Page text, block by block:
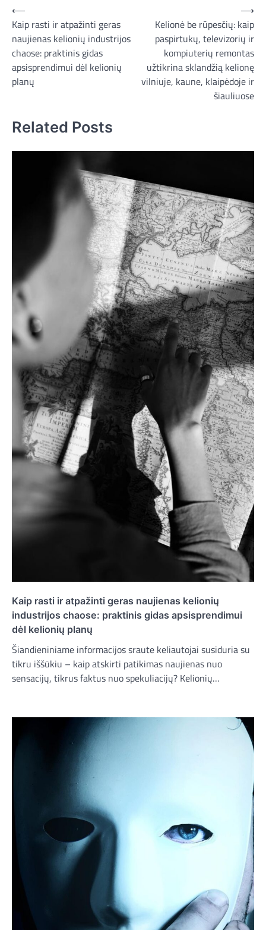
Navigacija
tarp
įrašų
⟵
Kaip rasti ir atpažinti geras
naujienas kelionių industrijos
chaose: praktinis gidas
apsisprendimui dėl kelionių
planų
Kelionė be rūpesčių: kaip
paspirtukų, televizorių ir
kompiuterių remontas
užtikrina sklandžią kelionę
vilniuje, kaune, klaipėdoje ir
šiauliuose
⟶
Related Posts
Kaip rasti ir atpažinti geras naujienas kelionių
industrijos chaose: praktinis gidas apsisprendimui
dėl kelionių planų
Šiandieniniame informacijos sraute keliautojai susiduria su
tikru iššūkiu – kaip atskirti patikimas naujienas nuo
sensacijų, tikrus faktus nuo spekuliacijų? Kelionių…